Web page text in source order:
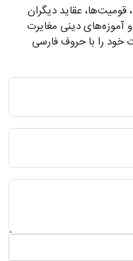
قومیت‌ها، عقاید دیگران
آموزه‌های دینی مغایرت
خود را با حروف فارسی